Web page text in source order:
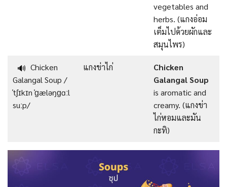
vegetables and
herbs. (แกงอ่อม
เต็มไปด้วยผักและ
สมุนไพร)
🔊 Chicken
Galangal Soup /
ˈtʃɪkɪn ˈɡæləŋɡɑːl
suːp/
แกงข่าไก่
Chicken
Galangal Soup
is aromatic and
creamy. (แกงข่า
ไก่หอมและมัน
กะทิ)